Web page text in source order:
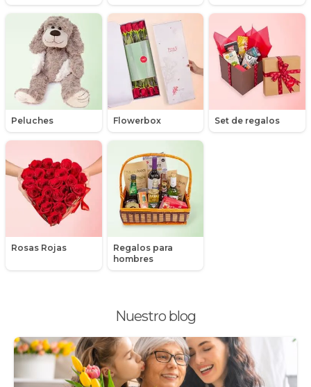
Peluches Flowerbox Set de regalos
Rosas Rojas
Regalos para
hombres
Nuestro blog
Maules
Mensajes
Minirosas
Nacimiento de niños
Nacimientos
Nacimientos de niñas
Packs de productos
Peluches
Peonias
Promociones y Ofertas
Ramos de Flores
Ramos de Novia